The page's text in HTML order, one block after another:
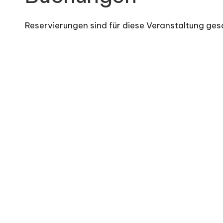
Reservierungen sind für diese Veranstaltung